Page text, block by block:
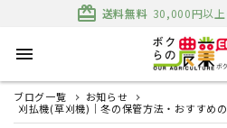
card_giftcard 送料無料 30,000円以
menu
ブログ一覧
お知らせ
刈払機(草刈機)｜冬の保管方法・おすすめ